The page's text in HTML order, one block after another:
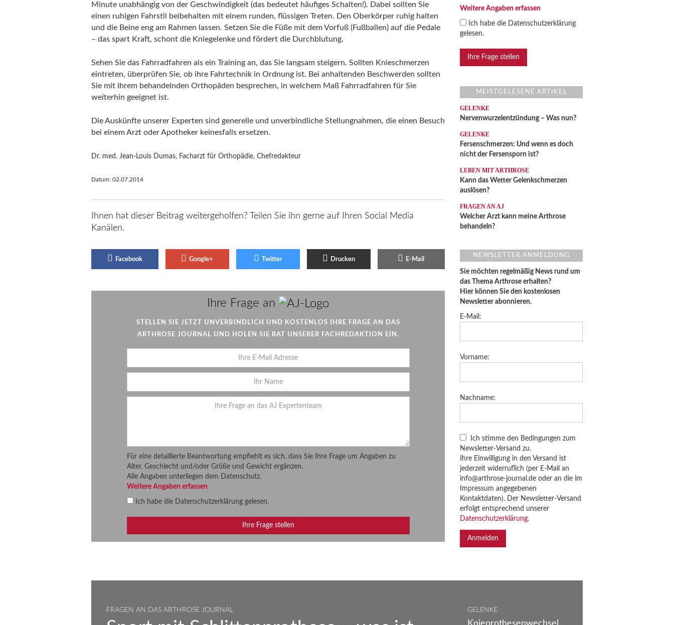
Minute unabhängig von der Geschwindigkeit (das bedeutet häufiges Schalten!). Dabei sollten Sie
einen ruhigen Fahrstil beibehalten mit einem runden, flüssigen Treten. Den Oberkörper ruhig halten
und die Beine eng am Rahmen lassen. Setzen Sie die Füße mit dem Vorfuß (Fußballen) auf die Pedale
– das spart Kraft, schont die Kniegelenke und fördert die Durchblutung.
Sehen Sie das Fahrradfahren als ein Training an, das Sie langsam steigern. Sollten Knieschmerzen
eintreten, überprüfen Sie, ob ihre Fahrtechnik in Ordnung ist. Bei anhaltenden Beschwerden sollten
Sie mit ihrem behandelnden Orthopäden besprechen, in welchem Maß Fahrradfahren für Sie
weiterhin geeignet ist.
Die Auskünfte unserer Experten sind generelle und unverbindliche Stellungnahmen, die einen Besuch
bei einem Arzt oder Apotheker keinesfalls ersetzen.
Dr. med. Jean-Louis Dumas, Facharzt für Orthopädie, Chefredakteur
Datum: 02.07.2014
Ihnen hat dieser Beitrag weitergeholfen? Teilen Sie ihn gerne auf Ihren Social Media
Kanälen.
Facebook Google+ Twitter Drucken E-Mail
Ihre Frage an A
J
STELLEN SIE JETZT UNVERBINDLICH UND KOSTENLOS IHRE FRAGE AN DAS
ARTHROSE JOURNAL UND HOLEN SIE RAT UNSERER FACHREDAKTION EIN.
Für eine detaillierte Beantwortung empfiehlt es sich, dass Sie Ihre Frage um Angaben zu
Alter, Geschlecht und/oder Größe und Gewicht ergänzen.
Alle Angaben unterliegen dem Datenschutz.
Weitere Angaben erfassen
Ich habe die Datenschutzerklärunggelesen.
Weitere Angaben erfassen
Ich habe die Datenschutzerklärung
gelesen.
MEISTGELESENE ARTIKEL
GELENKE
Nervenwurzelentzündung – Was nun?
GELENKE
Fersenschmerzen: Und wenn es doch
nicht der Fersensporn ist?
LEBEN MIT ARTHROSE
Kann das Wetter Gelenkschmerzen
auslösen?
FRAGEN AN AJ
Welcher Arzt kann meine Arthrose
behandeln?
NEWSLETTER ANMELDUNG
Sie möchten regelmäßig News rund um
das Thema Arthrose erhalten?
Hier können Sie den kostenlosen
Newsletter abonnieren.
E-Mail:
Vorname:
Nachname:
Ich stimme den Bedingungen zum
Newsletter-Versand zu.
Ihre Einwilligung in den Versand ist
jederzeit widerruflich (per E-Mail an
info@arthrose-journal.de oder an die im
Impressum angegebenen
Kontaktdaten). Der Newsletter-Versand
erfolgt entsprechend unserer
Datenschutzerklärung.
FRAGEN AN DAS ARTHROSE JOURNAL GELENKE